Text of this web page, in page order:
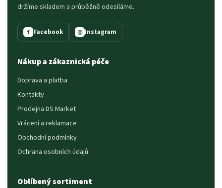
držíme skladem a průběžně odesíláme.
f Facebook ◎ Instagram
Nákup a zákaznická péče
Doprava a platba
Kontakty
Prodejna DS Market
Vrácení a reklamace
Obchodní podmínky
Ochrana osobních údajů
Oblíbený sortiment